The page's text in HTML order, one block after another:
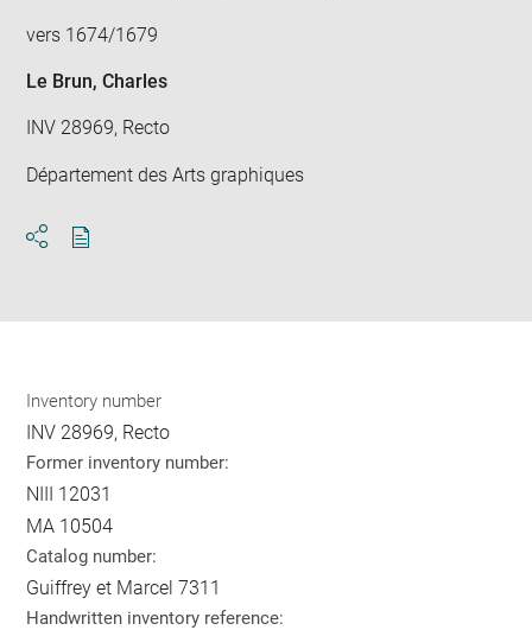
vers 1674/1679
Le Brun, Charles
INV 28969, Recto
Département des Arts graphiques
Inventory number
INV 28969, Recto
Former inventory number:
NIII 12031
MA 10504
Catalog number:
Guiffrey et Marcel 7311
Handwritten inventory reference: